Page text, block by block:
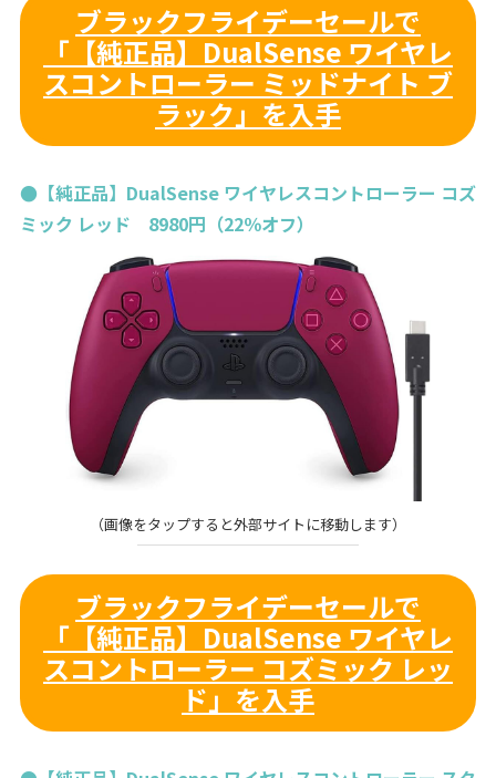
ブラックフライデーセールで
「【純正品】DualSense ワイヤレ
スコントローラー ミッドナイト ブ
ラック」を入手
●【純正品】DualSense ワイヤレスコントローラー コズ
ミック レッド 8980円（22％オフ）
（画像をタップすると外部サイトに移動します）
ブラックフライデーセールで
「【純正品】DualSense ワイヤレ
スコントローラー コズミック レッ
ド」を入手